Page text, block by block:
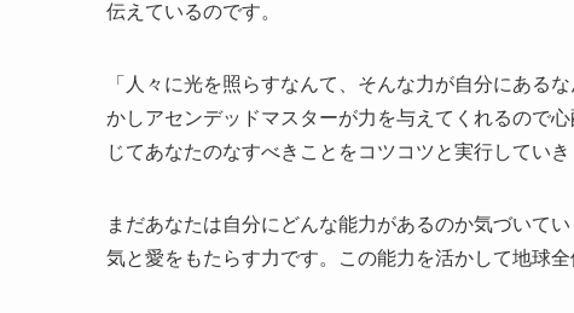
伝えているのです。
「人々に光を照らすなんて、そんな力が自分にある
かしアセンデッドマスターが力を与えてくれるので
じてあなたのなすべきことをコツコツと実行していき
まだあなたは自分にどんな能力があるのか気づいて
気と愛をもたらす力です。この能力を活かして地球